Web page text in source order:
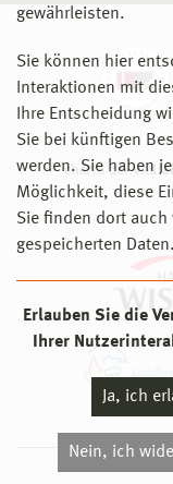
gewährleisten.
Sie können hier
Interaktionen mit
Ihre Entscheidung
Sie bei künftigen
werden. Sie haben
Möglichkeit, diese
Sie finden dort
gespeicherten Daten.
Erlauben Sie die
Ihrer
Ja, ich
Nein, ich